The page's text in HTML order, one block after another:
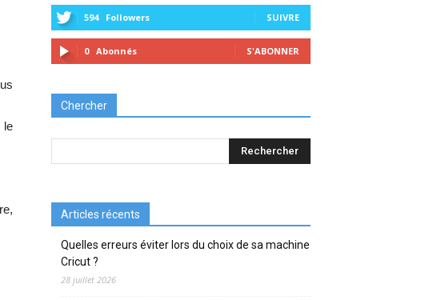
le
594 Followers SUIVRE
0 Abonnés S'ABONNER
Chercher
Articles récents
Quelles erreurs éviter lors du choix de sa machine
Cricut ?
28 juillet 2026